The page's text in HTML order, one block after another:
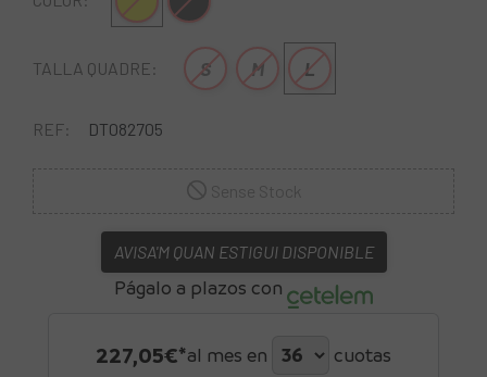
TALLA QUADRE: S M L
REF: DT082705
AVISA'M QUAN ESTIGUI DISPONIBLE
Págalo a plazos con
227,05€*al mes en cuotas